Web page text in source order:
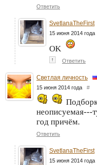
Ответить
SvetlanaTheFirst
15 июня 2014 года
OK
↑ Ответить
Светлая личность
15 июня 2014 года #
неописуемая---
год причём.
Ответить
SvetlanaTheFirst
15 июня 2014 года